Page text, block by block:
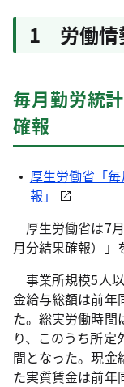
1 労働情
毎月勤労統
確報
厚生労働省「
報」
厚生労働省は7
月分結果確報）」
事業所規模5人
金給与総額は前年
た。総実労働時間
り、このうち所
間となった。現金
た実質賃金は前年